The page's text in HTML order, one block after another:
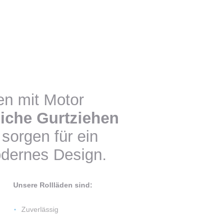
mit Motor
Gurtziehen
für ein
Design.
Unsere Rollläden sind:
Zuverlässig